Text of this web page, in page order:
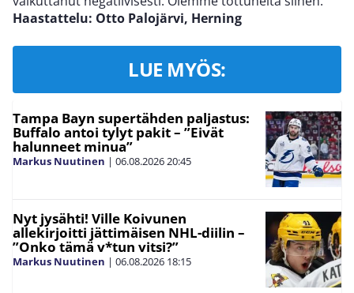
Haastattelu: Otto Palojärvi, Herning
LUE MYÖS:
Tampa Bayn supertähden paljastus:
Buffalo antoi tylyt pakit – ”Eivät
halunneet minua”
Markus Nuutinen | 06.08.202620:45
Nyt jysähti! Ville Koivunen
allekirjoitti jättimäisen NHL-diilin –
”Onko tämä v*tun vitsi?”
Markus Nuutinen | 06.08.2026 18:15